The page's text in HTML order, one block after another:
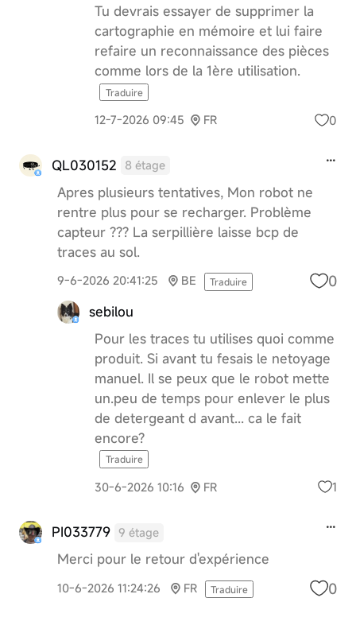
Tu devrais essayer de supprimer la
cartographie en mémoire et lui faire
refaire un reconnaissance des pièces
comme lors de la 1ère utilisation.
Traduire
12-7-2026 09:45 FR 0
QL030152 8 étage
Apres plusieurs tentatives, Mon robot ne
rentre plus pour se recharger. Problème
capteur ??? La serpillière laisse bcp de
traces au sol.
9-6-2026 20:41:25 BE Traduire 0
sebilou
Pour les traces tu utilises quoi comme
produit. Si avant tu fesais le netoyage
manuel. Il se peux que le robot mette
un.peu de temps pour enlever le plus
de detergeant d avant... ca le fait
encore?
Traduire
30-6-2026 10:16 FR 1
PI033779 9 étage
Merci pour le retour d'expérience
10-6-2026 11:24:26 FR Traduire 0